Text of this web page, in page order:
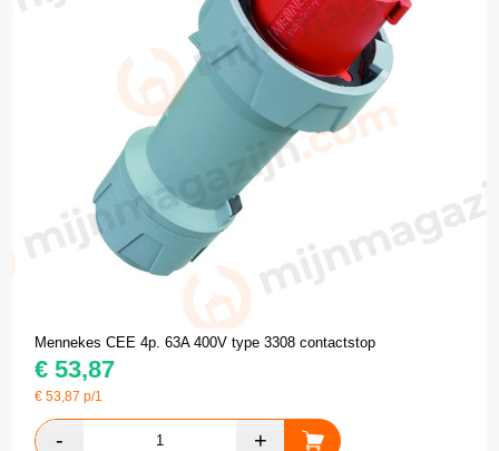
Mennekes CEE 4p. 63A 400V type 3308 contactstop
€ 53,87
€53,87 p/1